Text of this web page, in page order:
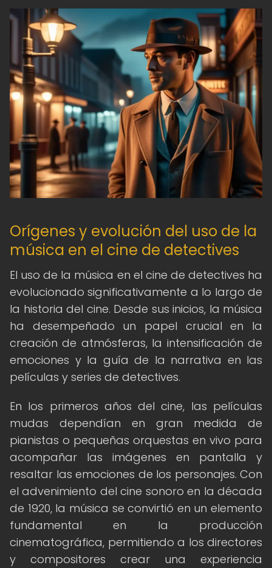
Orígenes y evolución del uso de la
música en el cine de detectives
El uso de la música en el cine de detectives ha
evolucionado significativamente a lo largo de
la historia del cine. Desde sus inicios, la música
ha desempeñado un papel crucial en la
creación de atmósferas, la intensificación de
emociones y la guía de la narrativa en las
películas y series de detectives.
En los primeros años del cine, las películas
mudas dependían en gran medida de
pianistas o pequeñas orquestas en vivo para
acompañar las imágenes en pantalla y
resaltar las emociones de los personajes. Con
el advenimiento del cine sonoro en la década
de 1920, la música se convirtió en un elemento
fundamental en la producción
cinematográfica, permitiendo a los directores
y compositores crear una experiencia